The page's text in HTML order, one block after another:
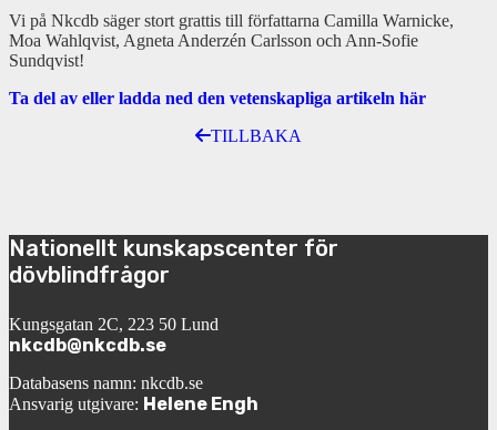
Vi på Nkcdb säger stort grattis till författarna Camilla Warnicke,
Moa Wahlqvist, Agneta Anderzén Carlsson och Ann-Sofie
Sundqvist!
Ta del av eller ladda ned den vetenskapliga artikeln här
TILLBAKA
Nationellt kunskapscenter för
dövblindfrågor
Kungsgatan 2C, 223 50 Lund
nkcdb@nkcdb.se
Databasens namn: nkcdb.se
Ansvarig utgivare: Helene Engh